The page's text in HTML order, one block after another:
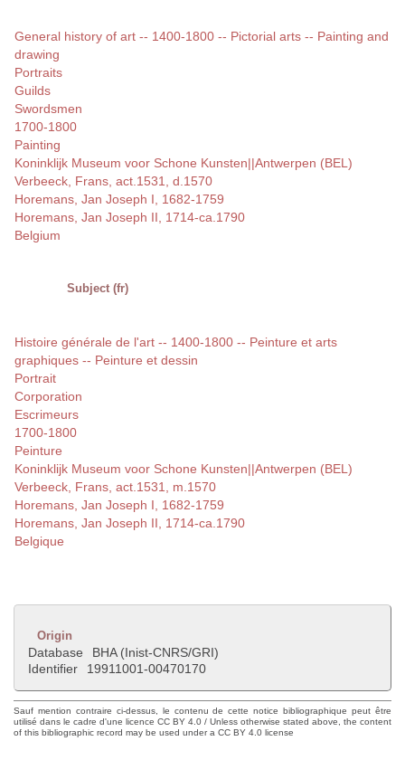
General history of art -- 1400-1800 -- Pictorial arts -- Painting and
drawing
Portraits
Guilds
Swordsmen
1700-1800
Painting
Koninklijk Museum voor Schone Kunsten||Antwerpen (BEL)
Verbeeck, Frans, act.1531, d.1570
Horemans, Jan Joseph I, 1682-1759
Horemans, Jan Joseph II, 1714-ca.1790
Belgium
Subject (fr)
Histoire générale de l'art -- 1400-1800 -- Peinture et arts
graphiques -- Peinture et dessin
Portrait
Corporation
Escrimeurs
1700-1800
Peinture
Koninklijk Museum voor Schone Kunsten||Antwerpen (BEL)
Verbeeck, Frans, act.1531, m.1570
Horemans, Jan Joseph I, 1682-1759
Horemans, Jan Joseph II, 1714-ca.1790
Belgique
Origin
Database
BHA (Inist-CNRS/GRI)
Identifier
19911001-00470170
Sauf mention contraire ci-dessus, le contenu de cette notice bibliographique peut être
utilisé dans le cadre d'une licence CC BY 4.0 / Unless otherwise stated above, the content
of this bibliographic record may be used under a CC BY 4.0 license